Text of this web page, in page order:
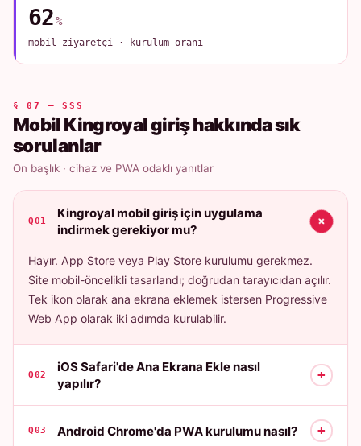
62%
mobil ziyaretçi · kurulum oranı
§ 07 — SSS
Mobil Kingroyal giriş hakkında sık
sorulanlar
On başlık · cihaz ve PWA odaklı yanıtlar
Q01
Kingroyal mobil giriş için uygulama
indirmek gerekiyor mu?
+
Hayır. App Store veya Play Store kurulumu gerekmez.
Site mobil-öncelikli tasarlandı; doğrudan tarayıcıdan açılır.
Tek ikon olarak ana ekrana eklemek istersen Progressive
Web App olarak iki adımda kurulabilir.
Q02
iOS Safari'de Ana Ekrana Ekle nasıl
yapılır?
+
Q03 Android Chrome'da PWA kurulumu nasıl? +